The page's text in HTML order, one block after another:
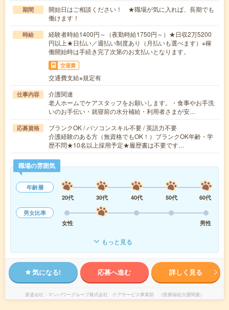
期間
開始日はご相談ください！ ★職場が気に入れば、長期でも
働けます！
時給
経験者時給1400円～（夜勤時給1750円～）★日収2万5200
円以上★日払い／週払い制度あり（月払いも選べます）※稼
働開始時は手続き完了次第のお支払いとなります。
交通費
交通費支給※規定有
仕事内容
介護関連
老人ホームでケアスタッフをお願いします。・食事やお手洗
いのお手伝い・就寝前の水分補給・利用者さまが安…
応募資格
ブランクOK / パソコンスキル不要 / 英語力不要
介護経験のある方（無資格でもOK！）ブランクOK年齢・学
歴不問★10名以上採用予定★履歴書は不要です…
職場の雰囲気
年齢層
20代
30代 40代 50代
60代
男女比率
女性
男性
もっと見る
気になる! 応募へ進む 詳しく見る
派遣会社 マンパワーグループ株式会社 ケアサービス事業部 （医療福祉介護関連）